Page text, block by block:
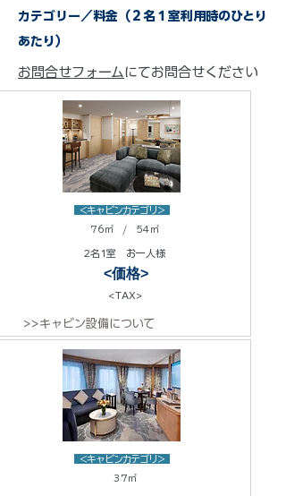
カテゴリー／料金（２名１室利用時のひとり
あたり）
お問合せフォームにてお問合せください
<キャビンカテゴリ>
76㎡ / 54㎡
2名1室 お一人様
<価格>
<TAX>
>>キャビン設備について
<キャビンカテゴリ>
37㎡